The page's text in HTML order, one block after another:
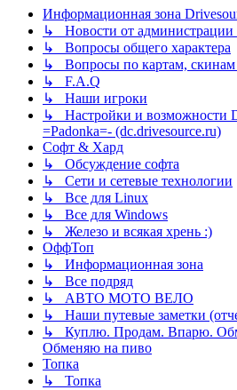
Информационная зона
↳ Новости от администрации
↳ Вопросы общего характера
↳ Вопросы по картам, скинам
↳ F.A.Q
↳ Наши игроки
↳ Настройки и возможности
=Padonka=- (dc.drivesource.ru)
Софт & Хард
↳ Обсуждение софта
↳ Сети и сетевые технологии
↳ Все для Linux
↳ Все для Windows
↳ Железо и всякая хрень :)
ОффТоп
↳ Информационная зона
↳ Все подряд
↳ АВТО МОТО ВЕЛО
↳ Наши путевые заметки
↳ Куплю. Продам. Впарю.
Обменяю на пиво
Топка
↳ Топка